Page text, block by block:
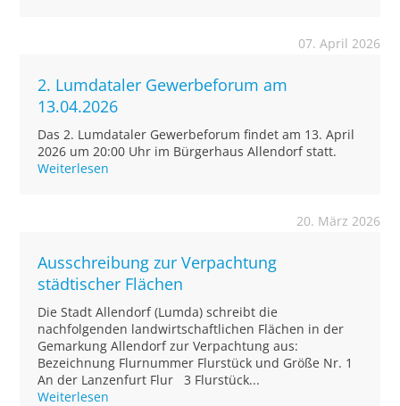
07. April 2026
2. Lumdataler Gewerbeforum am
13.04.2026
Das 2. Lumdataler Gewerbeforum findet am 13. April
2026 um 20:00 Uhr im Bürgerhaus Allendorf statt.
Weiterlesen
20. März 2026
Ausschreibung zur Verpachtung
städtischer Flächen
Die Stadt Allendorf (Lumda) schreibt die
nachfolgenden landwirtschaftlichen Flächen in der
Gemarkung Allendorf zur Verpachtung aus:
Bezeichnung Flurnummer Flurstück und Größe Nr. 1
An der Lanzenfurt Flur 3 Flurstück...
Weiterlesen